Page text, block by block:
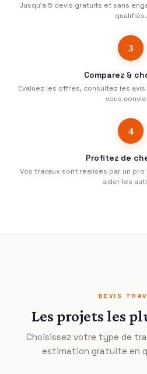
Jusqu’à 5 devis gratuits et sans
qualifiés.
3
Comparez &
Évaluez les offres, consultez les
vous
4
Profitez de
Vos travaux sont réalisés par un
aider les
DEVIS
Les projets les
Choisissez votre type de
estimation gratuite en